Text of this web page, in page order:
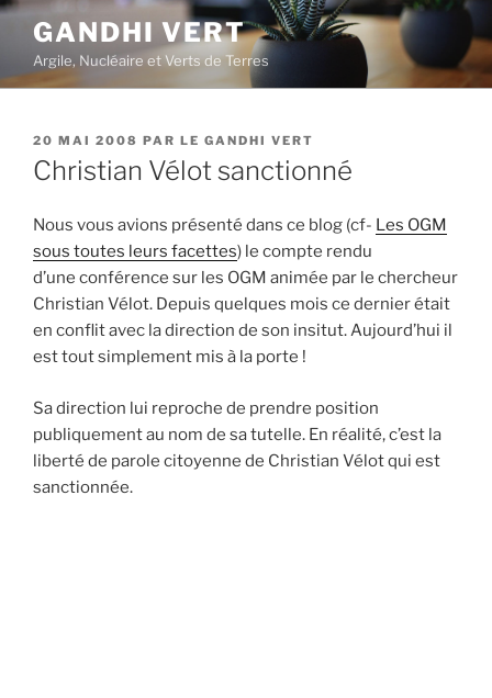
Aller
contenu
principal
GANDHI VERT
Argile, Nucléaire et Verts de Terres
PUBLIÉ
LE
20 MAI 2008 PAR LE GANDHI VERT
Christian Vélot sanctionné
Nous vous avions présenté dans ce blog (cf- Les OGM
sous toutes leurs facettes) le compte rendu
d’une conférence sur les OGM animée par le chercheur
Christian Vélot. Depuis quelques mois ce dernier était
en conflit avec la direction de son insitut. Aujourd’hui il
est tout simplement mis à la porte !
Sa direction lui reproche de prendre position
publiquement au nom de sa tutelle. En réalité, c’est la
liberté de parole citoyenne de Christian Vélot qui est
sanctionnée.